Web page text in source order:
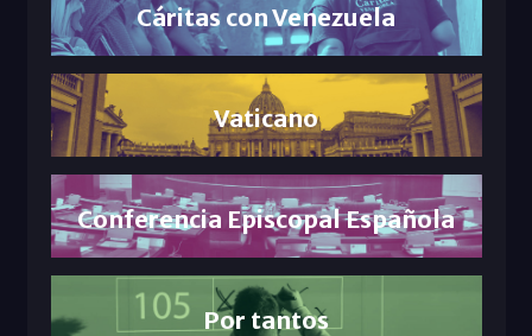
Cáritas con Venezuela
Vaticano
Conferencia Episcopal Española
Por tantos